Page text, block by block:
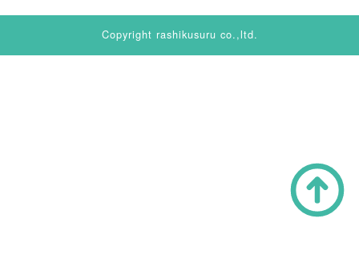
Copyright rashikusuru co.,ltd.